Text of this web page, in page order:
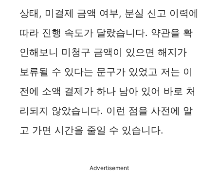
상태, 미결제 금액 여부, 분실 신고 이력에
따라 진행 속도가 달랐습니다. 약관을 확
인해보니 미청구 금액이 있으면 해지가
보류될 수 있다는 문구가 있었고 저는 이
전에 소액 결제가 하나 남아 있어 바로 처
리되지 않았습니다. 이런 점을 사전에 알
고 가면 시간을 줄일 수 있습니다.
Advertisement